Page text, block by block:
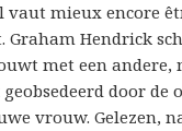
vaut mieux encore
Graham Hendrick
met een andere,
door de
vrouw. Gelezen,